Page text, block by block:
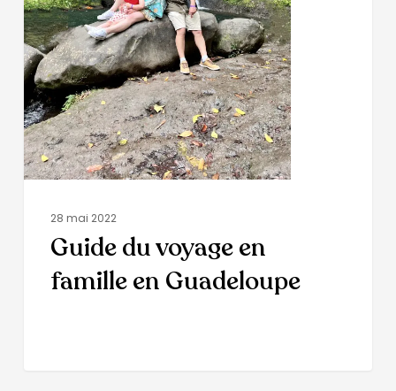
28 mai 2022
Guide du voyage en
famille en Guadeloupe